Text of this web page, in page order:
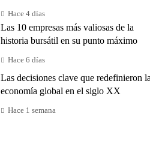
Hace 4 días
Las 10 empresas más valiosas de la
historia bursátil en su punto máximo
Hace 6 días
Las decisiones clave que redefinieron
economía global en el siglo XX
Hace 1 semana